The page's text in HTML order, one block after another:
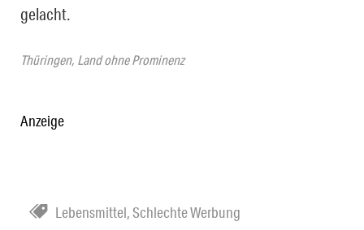
Thüringen, Land ohne Prominenz
gelacht.
Anzeige
Lebensmittel,Schlechte Werbung